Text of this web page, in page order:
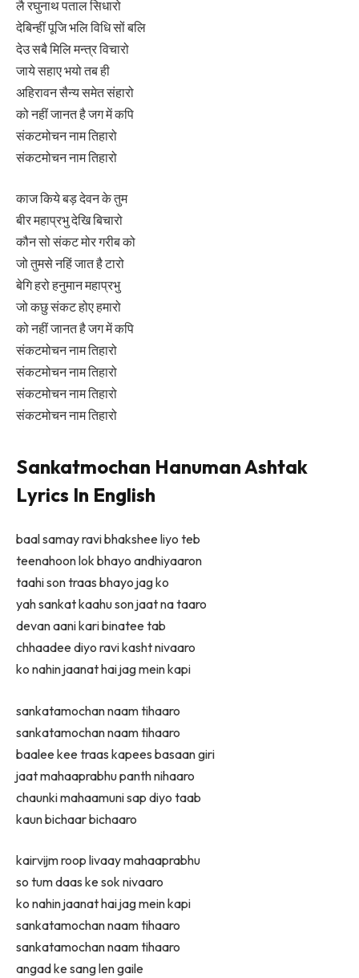
लै रघुनाथ पताल सिधारो
देबिन्हीं पूजि भलि विधि सों बलि
देउ सबै मिलि मन्त्र विचारो
जाये सहाए भयो तब ही
अहिरावन सैन्य समेत संहारो
को नहीं जानत है जग में कपि
संकटमोचन नाम तिहारो
संकटमोचन नाम तिहारो
काज किये बड़ देवन के तुम
बीर महाप्रभु देखि बिचारो
कौन सो संकट मोर गरीब को
जो तुमसे नहिं जात है टारो
बेगि हरो हनुमान महाप्रभु
जो कछु संकट होए हमारो
को नहीं जानत है जग में कपि
संकटमोचन नाम तिहारो
संकटमोचन नाम तिहारो
संकटमोचन नाम तिहारो
संकटमोचन नाम तिहारो
Sankatmochan Hanuman Ashtak
Lyrics In English
baal samay ravi bhakshee liyo teb
teenahoon lok bhayo andhiyaaron
taahi son traas bhayo jag ko
yah sankat kaahu son jaat na taaro
devan aani kari binatee tab
chhaadee diyo ravi kasht nivaaro
ko nahin jaanat hai jag mein kapi
sankatamochan naam tihaaro
sankatamochan naam tihaaro
baalee kee traas kapees basaan giri
jaat mahaaprabhu panth nihaaro
chaunki mahaamuni sap diyo taab
kaun bichaar bichaaro
kairvijm roop livaay mahaaprabhu
so tum daas ke sok nivaaro
ko nahin jaanat hai jag mein kapi
sankatamochan naam tihaaro
sankatamochan naam tihaaro
angad ke sang len gaile